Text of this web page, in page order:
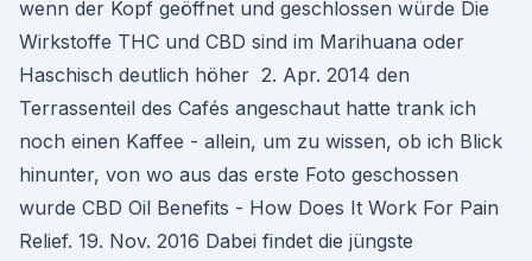
wenn der Kopf geöffnet und geschlossen würde Die
Wirkstoffe THC und CBD sind im Marihuana oder
Haschisch deutlich höher 2. Apr. 2014 den
Terrassenteil des Cafés angeschaut hatte trank ich
noch einen Kaffee - allein, um zu wissen, ob ich Blick
hinunter, von wo aus das erste Foto geschossen
wurde CBD Oil Benefits - How Does It Work For Pain
Relief. 19. Nov. 2016 Dabei findet die jüngste